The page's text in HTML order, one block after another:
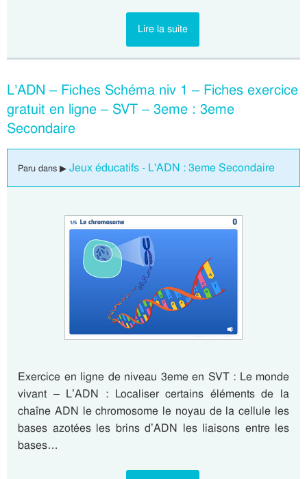
Lire la suite
L’ADN – Fiches Schéma niv 1 – Fiches exercice
gratuit en ligne – SVT – 3eme : 3eme
Secondaire
Paru dans ▶ Jeux éducatifs - L'ADN : 3eme Secondaire
Exercice en ligne de niveau 3eme en SVT : Le monde
vivant – L’ADN : Localiser certains éléments de la
chaîne ADN le chromosome le noyau de la cellule les
bases azotées les brins d’ADN les liaisons entre les
bases…